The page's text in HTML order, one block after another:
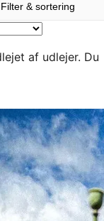
Filter & sortering
af udlejer. Du